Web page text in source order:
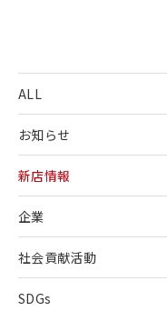
ALL
お知らせ
新店情報
企業
社会貢献活動
SDGs